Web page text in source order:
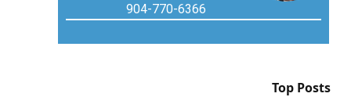
904-770-6366
Top Posts